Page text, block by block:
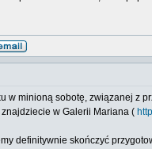
w minioną sobotę, związanej z
w Galerii Mariana (
definitywnie skończyć